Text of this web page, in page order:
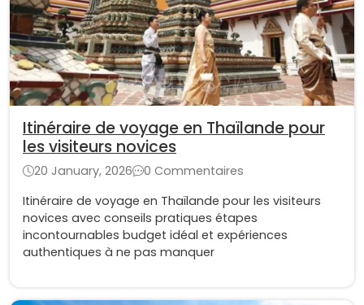
Itinéraire de voyage en Thaïlande pour
les visiteurs novices
20 January, 2026
0 Commentaires
Itinéraire de voyage en Thaïlande pour les visiteurs
novices avec conseils pratiques étapes
incontournables budget idéal et expériences
authentiques à ne pas manquer